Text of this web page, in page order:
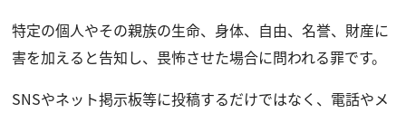
特定の個人やその親族の生命、身体、自由、名誉、財産に
害を加えると告知し、畏怖させた場合に問われる罪です。
SNSやネット掲示板等に投稿するだけではなく、電話やメ